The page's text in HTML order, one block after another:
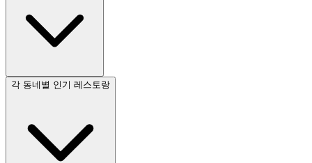
각 동네별 인기 레스토랑